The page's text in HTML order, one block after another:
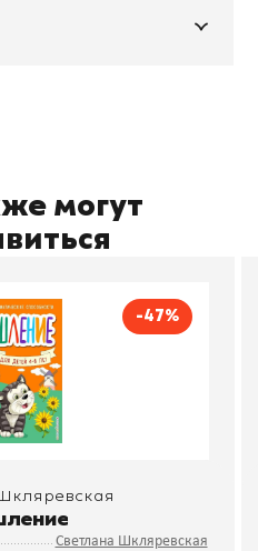
могут
-47%
Светлана Шкляревская